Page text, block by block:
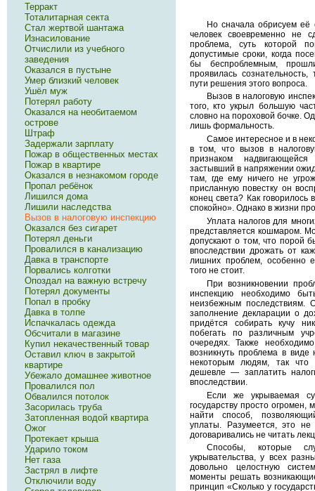
Но сначала обрисуем её
человек своевременно не
проблема, суть которой
допустимые сроки, когда
бы беспроблемным,
проявилась
пути решения этого вопроса.
Вызов в налоговую
того, кто укрыл большую
словно на пороховой бочке.
лишь формальность.
Самое интересное и в
в том, что вызов в
признаком
застывший в напряжении
там, где ему ничего не
присланную повестку он
конец света? Как
спокойно». Однако в жизни
Уплата налогов для
представляется кошмаром.
допускают о том, что порой
впоследствии дрожать от
лишних проблем, особенно
того не стоит.
При возникновении
инспекцию необходимо
неизбежным последствиям.
заполнение декларации о
придётся собирать кучу
побегать по различным
очередях. Также
возникнуть проблема в виде
некоторым людям, так что
дешевле — заплатить
впоследствии.
Если же укрываемая
государству просто огромен,
найти способ,
уплаты. Разумеется, это
договаривались не читать
Способы, которые
укрывательства, у всех
довольно целостную
моменты решать
принцип «Сколько у
Терракт
Тоталитарная секта
Стал жертвой шантажа
Изнасилование
Отчислили из учебного
заведения
Оказался в пустыне
Умер близкий человек
Ушёл муж
Потерял работу
Оказался на необитаемом
острове
Штраф
Задержали зарплату
Пожар в общественных местах
Пожар в квартире
Оказался в незнакомом городе
Пропал ребёнок
Лишился дома
Лишили наследства
Вызов в налоговую инспекцию
Оказался без сигарет
Потерял деньги
Провалился в канализацию
Давка в транспорте
Порвались колготки
Опоздал на важную встречу
Потерял документы
Попал в пробку
Давка в толпе
Испачкалась одежда
Обсчитали в магазине
Купил некачественный товар
Оставил ключ в закрытой
квартире
Убежало домашнее животное
Провалился пол
Обвалился потолок
Засорилась труба
Затопленная водой квартира
Ожог
Протекает крыша
Ударило током
Нет газа
Застрял в лифте
Отключили воду